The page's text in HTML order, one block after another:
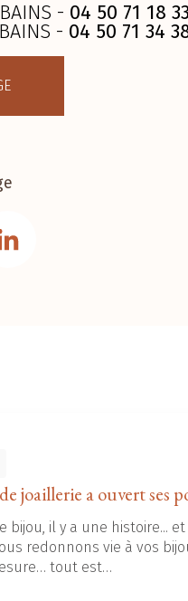
- 04 50 71 18
- 04 50 71 34
joaillerie a ouvert ses
bijou, il y a une histoire...
redonnons vie à vos
tout est…